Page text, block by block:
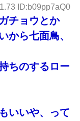
ID:b09pp7aQ0
チョウとか
から七面鳥、
ちのするロー
いいや、って